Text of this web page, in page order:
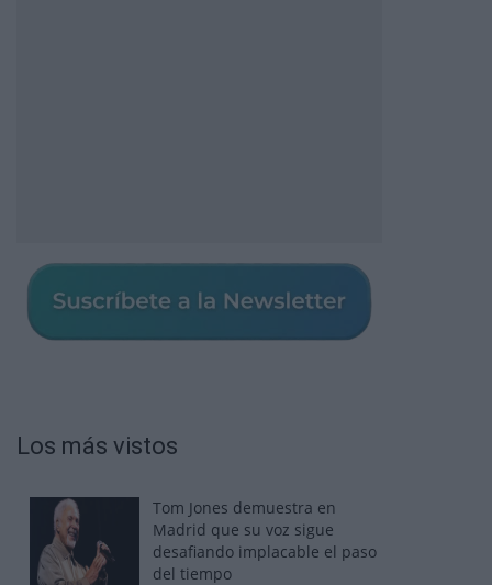
Los más vistos
Tom Jones demuestra en
Madrid que su voz sigue
desafiando implacable el paso
del tiempo